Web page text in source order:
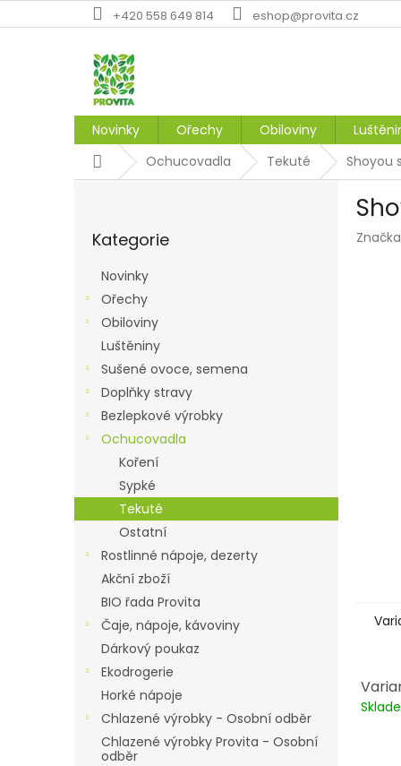
na
+420 558 649 814 eshop@provita.cz
Novinky Ořechy Obiloviny
DomůOchucovadla Tekuté Shoyou
kategorie
Kategorie
Novinky
Ořechy
Obiloviny
Luštěniny
Sušené ovoce, semena
Doplňky stravy
Bezlepkové výrobky
Ochucovadla
Koření
Sypké
Tekuté
Ostatní
Rostlinné nápoje, dezerty
Akční zboží
BIO řada Provita
Čaje, nápoje, kávoviny
Dárkový poukaz
Ekodrogerie
Horké nápoje
Chlazené výrobky - Osobní odběr
Chlazené výrobky Provita - Osobní
odběr